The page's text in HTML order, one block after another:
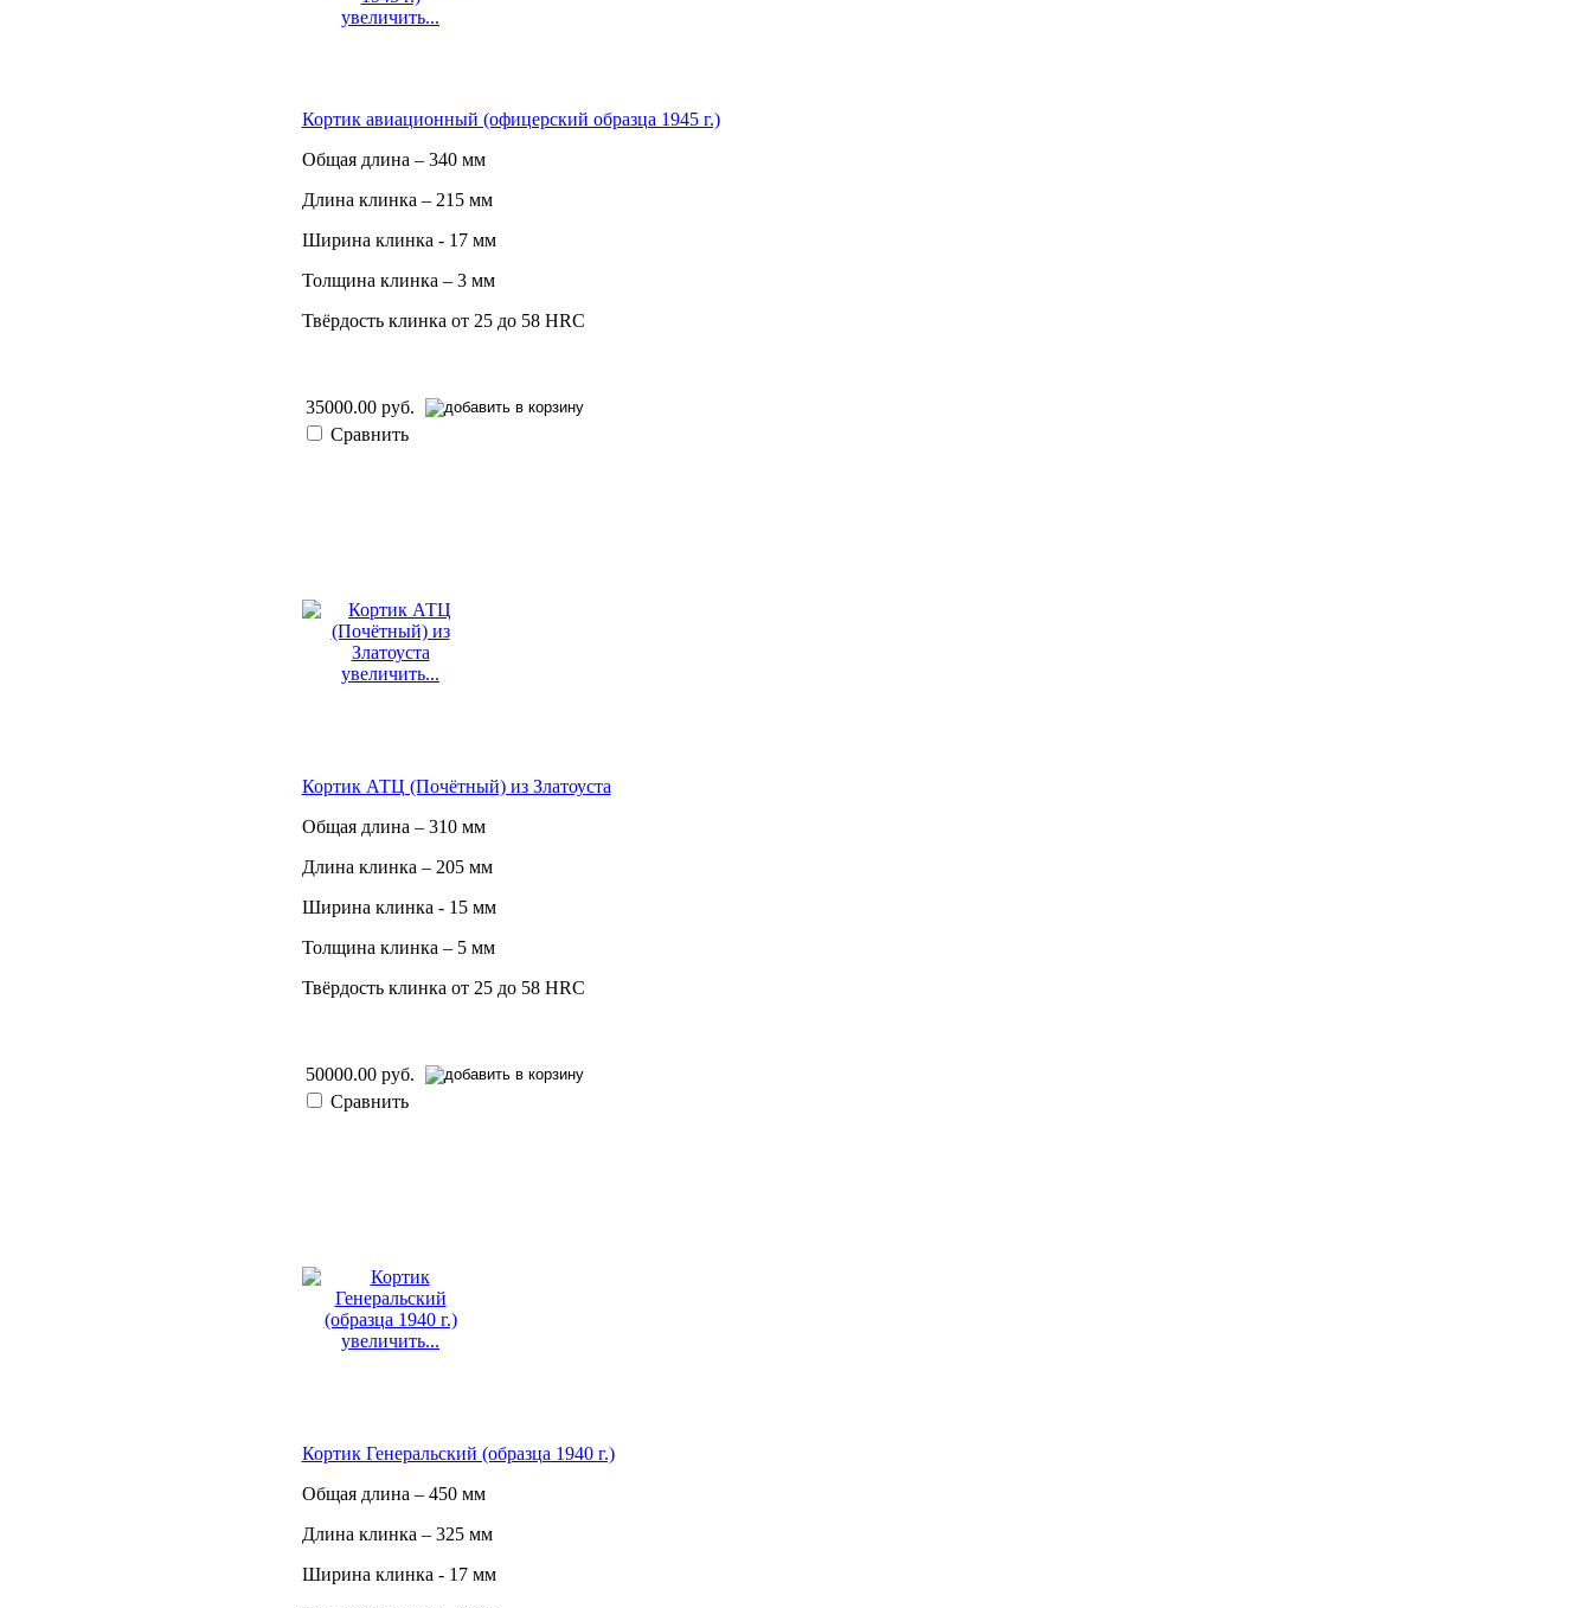
увеличить...
Кортик авиационный (офицерский образца 1945 г.)
Общая длина – 340 мм
Длина клинка – 215 мм
Ширина клинка - 17 мм
Толщина клинка – 3 мм
Твёрдость клинка от 25 до 58 HRC
35000.00 руб.
Сравнить
увеличить...
Кортик АТЦ (Почётный) из Златоуста
Общая длина – 310 мм
Длина клинка – 205 мм
Ширина клинка - 15 мм
Толщина клинка – 5 мм
Твёрдость клинка от 25 до 58 HRC
50000.00 руб.
Сравнить
увеличить...
Кортик Генеральский (образца 1940 г.)
Общая длина – 450 мм
Длина клинка – 325 мм
Ширина клинка - 17 мм